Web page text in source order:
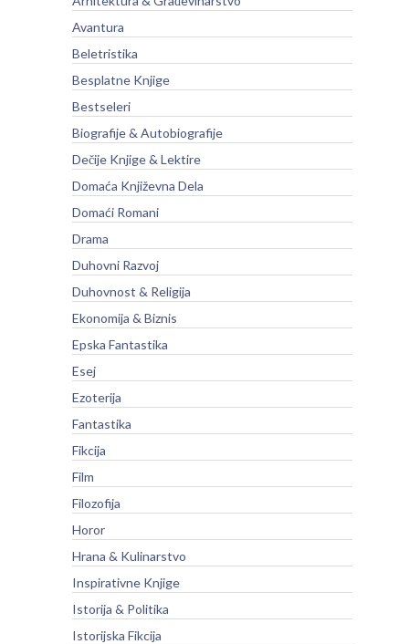
Avantura
Beletristika
Besplatne Knjige
Bestseleri
Biografije & Autobiografije
Dečije Knjige & Lektire
Domaća Književna Dela
Domaći Romani
Drama
Duhovni Razvoj
Duhovnost & Religija
Ekonomija & Biznis
Epska Fantastika
Esej
Ezoterija
Fantastika
Fikcija
Film
Filozofija
Horor
Hrana & Kulinarstvo
Inspirativne Knjige
Istorija & Politika
Istorijska Fikcija